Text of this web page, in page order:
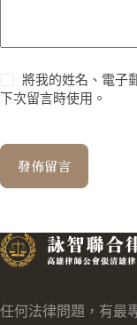
將我的姓名、電子
下次留言時使用。
發佈留言
任何法律問題，有最